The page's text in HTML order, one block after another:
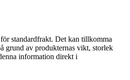
standardfrakt. Det kan tillkomma
grund av produkternas vikt, storlek
information direkt i